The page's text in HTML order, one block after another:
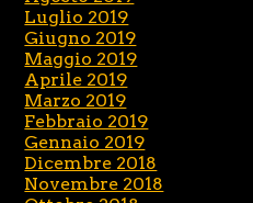
Luglio 2019
Giugno 2019
Maggio 2019
Aprile 2019
Marzo 2019
Febbraio 2019
Gennaio 2019
Dicembre 2018
Novembre 2018